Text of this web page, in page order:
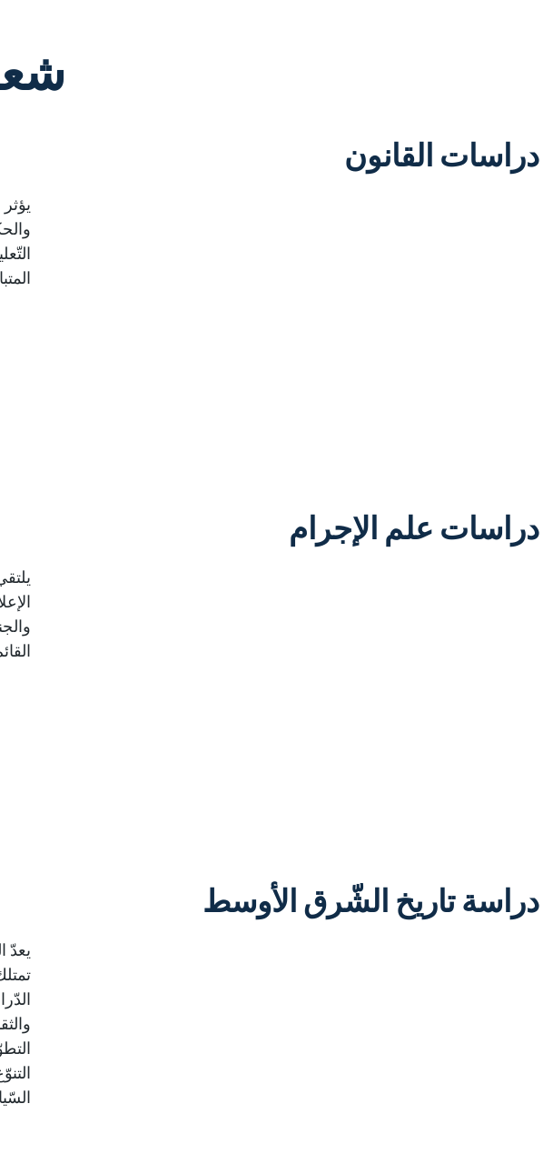
دراسات القانون
دراسات علم الإجرام
دراسة تاريخ الشّرق الأوسط
يعدّ